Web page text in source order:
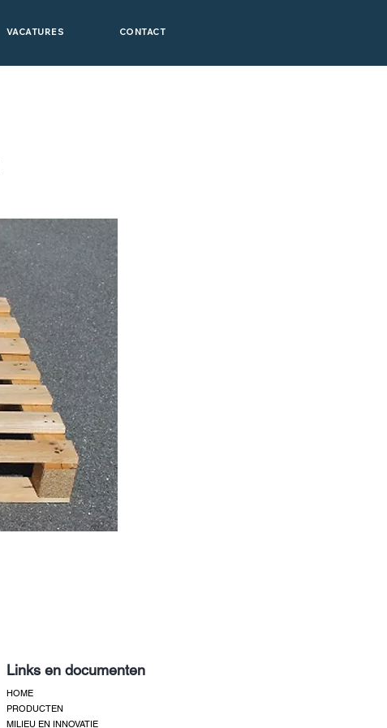
VACATURES CONTACT
Links en documenten
HOME
PRODUCTEN
MILIEU EN INNOVATIE